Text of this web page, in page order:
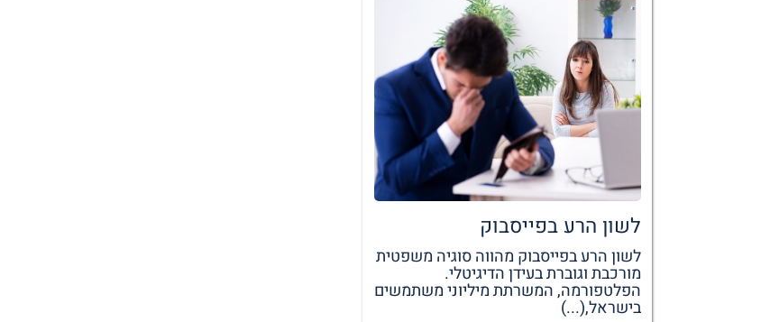
לשון הרע בפייסבוק
לשון הרע בפייסבוק מהווה סוגיה משפטית
מורכבת וגוברת בעידן הדיגיטלי.
הפלטפורמה, המשרתת מיליוני משתמשים
בישראל,(...)